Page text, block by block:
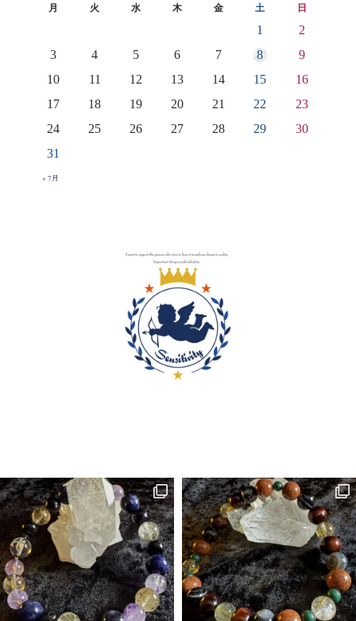
月 火 水 木 金 土
日
1
2
3
4 5 6 7 8
9
10
11 12 13 14 15
16
17
18 19 20 21 22
23
24
25 26 27 28 29
30
31
« 7月